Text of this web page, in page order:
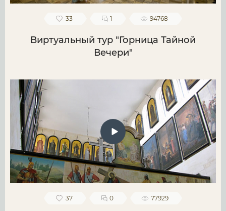
33 1 94768
Виртуальный тур "Горница Тайной
Вечери"
37 0 77929